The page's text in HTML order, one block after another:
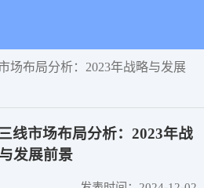
场布局分析：2023年战略与发展
线市场布局分析：2023年战
发展前景